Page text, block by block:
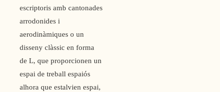
escriptoris amb cantonades
arrodonides i
aerodinàmiques o un
disseny clàssic en forma
de L, que proporcionen un
espai de treball espaiós
alhora que estalvien espai,